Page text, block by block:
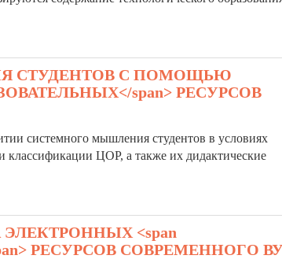
СТУДЕНТОВ С ПОМОЩЬЮ
span> РЕСУРСОВ
системного мышления студентов в условиях
классификации ЦОР, а также их дидактические
<span
РЕСУРСОВ СОВРЕМЕННОГО